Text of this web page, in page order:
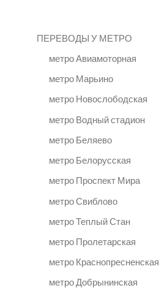
ПЕРЕВОДЫ У МЕТРО
метро Авиамоторная
метро Марьино
метро Новослободская
метро Водный стадион
метро Беляево
метро Белорусская
метро Проспект Мира
метро Свиблово
метро Теплый Стан
метро Пролетарская
метро Краснопресненская
метро Добрынинская